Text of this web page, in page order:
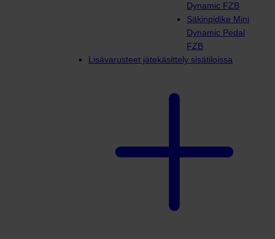
Dynamic FZB
Säkinpidike Mini
Dynamic Pedal
FZB
Lisävarusteet jätekäsittely sisätiloissa